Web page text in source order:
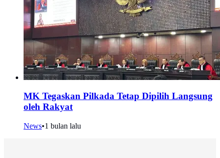
MK Tegaskan Pilkada Tetap Dipilih Langsung
oleh Rakyat
News•1 bulan lalu